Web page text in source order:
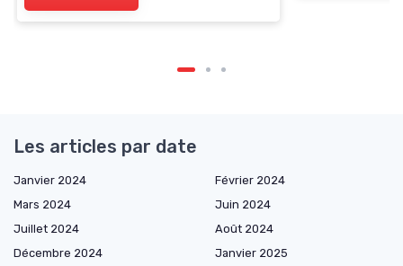
Les articles par date
Janvier 2024
Février 2024
Mars 2024
Juin 2024
Juillet 2024
Août 2024
Décembre 2024
Janvier 2025